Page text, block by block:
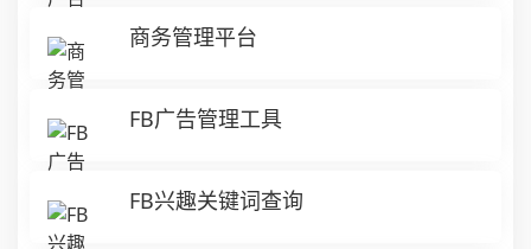
商务管理平台
FB广告管理工具
FB兴趣关键词查询